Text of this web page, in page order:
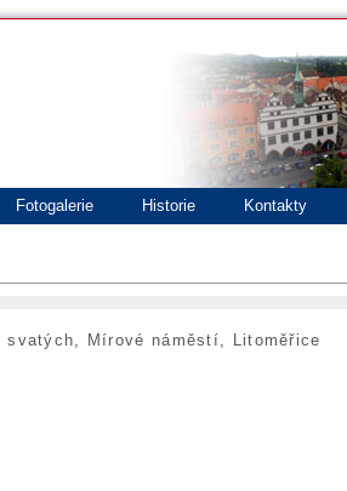
Fotogalerie Historie Kontakty
Mírové náměstí, Litoměřice